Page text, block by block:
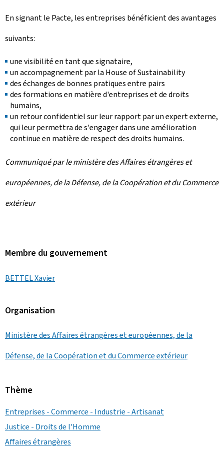
En signant le Pacte, les entreprises bénéficient des avantages
suivants:
une visibilité en tant que signataire,
un accompagnement par la House of Sustainability
des échanges de bonnes pratiques entre pairs
des formations en matière d'entreprises et de droits
humains,
un retour confidentiel sur leur rapport par un expert externe,
qui leur permettra de s'engager dans une amélioration
continue en matière de respect des droits humains.
Communiqué par le ministère des Affaires étrangères et
européennes, de la Défense, de la Coopération et du Commerce
extérieur
Membre du gouvernement
BETTEL Xavier
Organisation
Ministère des Affaires étrangères et européennes, de la
Défense, de la Coopération et du Commerce extérieur
Thème
Entreprises - Commerce - Industrie - Artisanat
Justice - Droits de l'Homme
Affaires étrangères